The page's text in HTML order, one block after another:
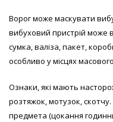
Ворог може маскувати
вибуховий пристрій може
сумка, валіза, пакет,
особливо у місцях
Ознаки, які мають
розтяжок, мотузок,
предмета (цокання